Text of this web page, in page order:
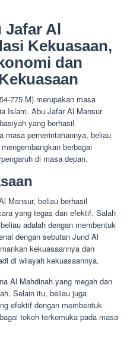
Jafar Al
Kekuasaan,
dan
775 M) merupakan masa
Islam. Abu Jafar Al Mansur
yang berhasil
masa pemerintahannya, beliau
berbagai
di masa depan.
Mansur, beliau berhasil
yang tegas dan efektif. Salah
adalah dengan membentuk
dengan sebutan Jund Al
kekuasaannya dan
di wilayah kekuasaannya.
Al Mahdinah yang megah dan
Selain itu, beliau juga
efektif dengan membentuk
tokoh terkemuka pada masa